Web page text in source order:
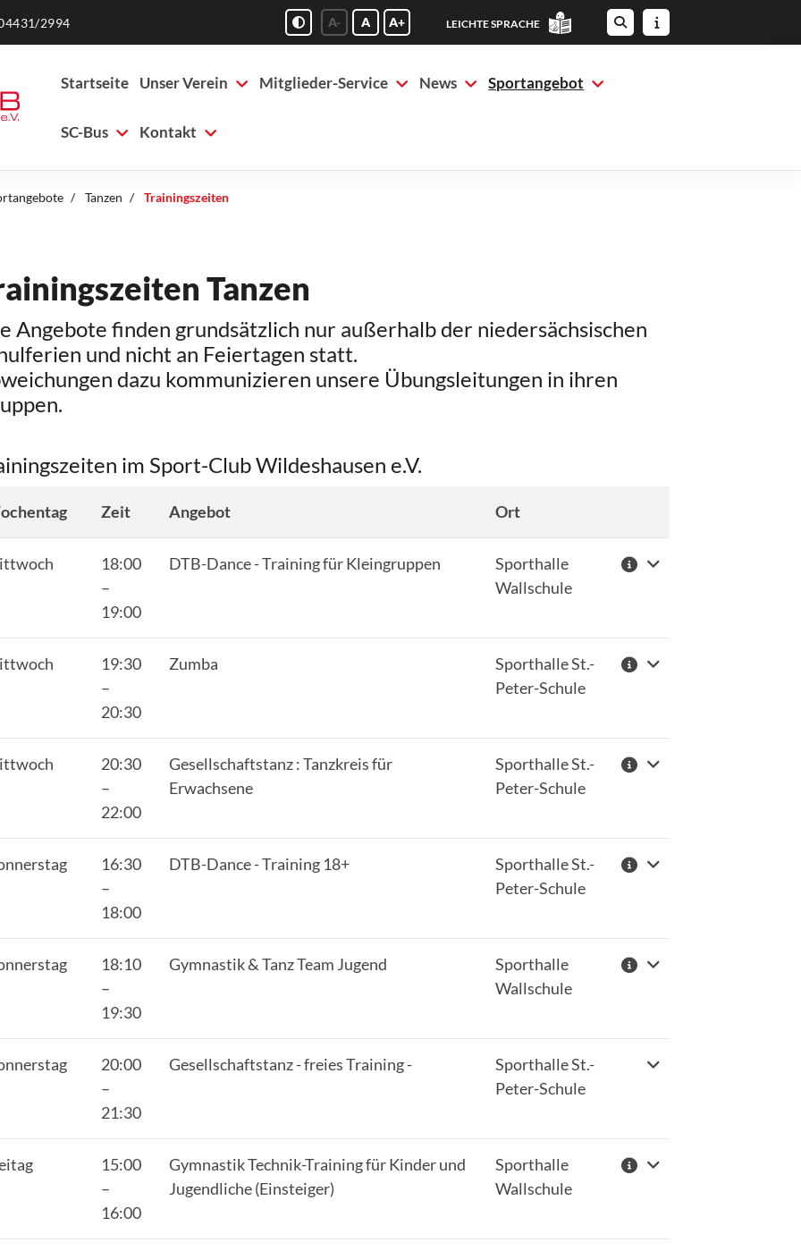
2994 A- A A+ LEICHTE SPRACHE
Startseite Unser Verein Mitglieder-Service News Sportangebot
SC-Bus Kontakt
Tanzen Trainingszeiten
Tanzen
Angebote finden grundsätzlich nur außerhalb der niedersächsischen
und nicht an Feiertagen statt.
dazu kommunizieren unsere Übungsleitungen in ihren
im Sport-Club Wildeshausen e.V.
Zeit Angebot
Ort
Weitere Informationen
18:00
–
19:00
DTB-Dance - Training für Kleingruppen
Sporthalle
Wallschule
19:30
–
20:30
Zumba
Sporthalle St.-
Peter-Schule
20:30
–
22:00
Gesellschaftstanz : Tanzkreis für
Erwachsene
Sporthalle St.-
Peter-Schule
16:30
–
18:00
DTB-Dance - Training 18+
Sporthalle St.-
Peter-Schule
18:10
–
19:30
Gymnastik & Tanz Team Jugend
Sporthalle
Wallschule
20:00
–
21:30
Gesellschaftstanz - freies Training -
Sporthalle St.-
Peter-Schule
15:00
–
16:00
Gymnastik Technik-Training für Kinder und
Jugendliche (Einsteiger)
Sporthalle
Wallschule
Alles zur Mitgliedschaft
Downloads
Fragen & Antworten
SC Wildeshausen
04431/2994
moin@scwildeshausen.de